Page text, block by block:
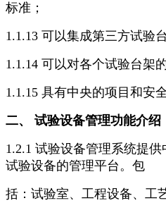
标准；
1.1.13 可以集成第三方试验
1.1.14 可以对各个试验台架
1.1.15 具有中央的项目和安
二、 试验设备管理功能介绍
1.2.1 试验设备管理系统提
试验设备的管理平台。包
括：试验室、工程设备、工